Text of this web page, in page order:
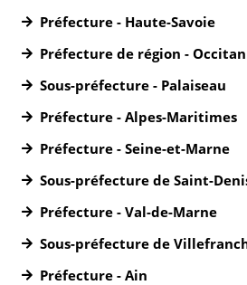
Préfecture - Haute-Savoie
Préfecture de région -
Sous-préfecture - Palaiseau
Préfecture - Alpes-Maritimes
Préfecture - Seine-et-Marne
Sous-préfecture de Saint-
Préfecture - Val-de-Marne
Sous-préfecture de
Préfecture - Ain